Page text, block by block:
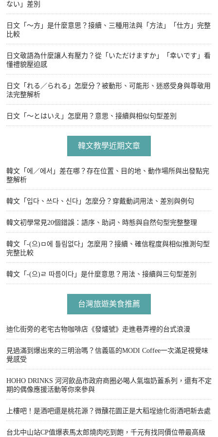
ない」差別
日文「〜方」是什麼意思？接續、三種用法與「方法」「仕方」完整
比較
日文敬語為什麼讓人有壓力？從「いただけますか」「幸いです」看
懂禮貌壓迫感
日文「れる／られる」怎麼分？被動形、可能形、迷惑受身與尊敬用
法完整解析
日文「〜とはいえ」怎麼用？意思、接續與相似句型差別
韓文教學近期文章
韓文「에／에서」差在哪？存在位置、目的地、動作場所與出發點完
整解析
韓文「입다、쓰다、신다」怎麼分？穿戴動詞用法、差別與例句
韓文初學常見20個錯誤：語序、助詞、時態與自然句型完整整理
韓文「-(으)ㅁ에 틀림없다」怎麼用？接續、確信程度與相似推測句型
完整比較
韓文「-(으)ㄹ 따름이다」是什麼意思？用法、接續與三句型差別
台灣旅遊美食推薦
迪化街旁的老宅古物咖啡店《發爐號》走進巷弄裡的台式浪漫
見過滿到爆出來的三明治嗎？信義區的MODI Coffee一次滿足視覺味
覺感受
HOHO DRINKS 河河飲品市政府商圈必喝人氣塩奶蓋系列，還有不定
期的偶像應援活動等你來參與
上樓吧！是酒吧還是桃花源？微醺花園正是大稻埕迪化街酒吧新去處
台北中山站CP值爆表馬太郎燒肉吃到飽，千元有找同價位帶最高級